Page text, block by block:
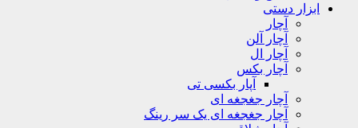
ابزار دستی
آچار
آچار آلن
آچار ال
آچار بکس
آپار بکسی تی
آچار جغجغه ای
آچار جغجغه ای یک سر رینگ